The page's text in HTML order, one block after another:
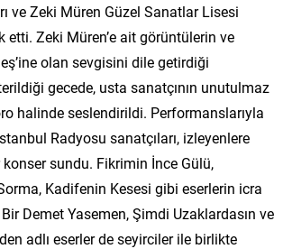
ve Zeki Müren Güzel Sanatlar Lisesi
etti. Zeki Müren’e ait görüntülerin ve
olan sevgisini dile getirdiği
gecede, usta sanatçının unutulmaz
halinde seslendirildi. Performanslarıyla
Radyosu sanatçıları, izleyenlere
sundu. Fikrimin İnce Gülü,
Kadifenin Kesesi gibi eserlerin icra
Demet Yasemen, Şimdi Uzaklardasın ve
adlı eserler de seyirciler ile birlikte